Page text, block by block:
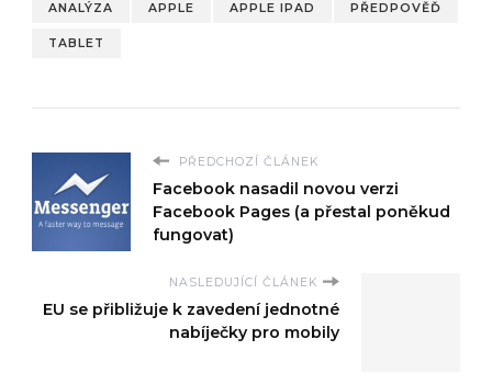
ANALÝZA APPLE APPLE IPAD PŘEDPOVĚĎ
TABLET
PŘEDCHOZÍ ČLÁNEK
Facebook nasadil novou verzi
Facebook Pages (a přestal poněkud
fungovat)
NASLEDUJÍCÍ ČLÁNEK
EU se přibližuje k zavedení jednotné
nabíječky pro mobily